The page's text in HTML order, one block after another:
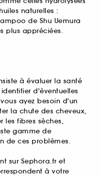
naturelles :
de Shu Uemura
plus appréciées.
à évaluer la santé
d'éventuelles
ayez besoin d'un
la chute des cheveux,
les fibres sèches,
gamme de
de ces problèmes.
sur Sephora.fr et
à votre